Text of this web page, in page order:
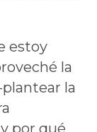
estoy
la
la
por qué